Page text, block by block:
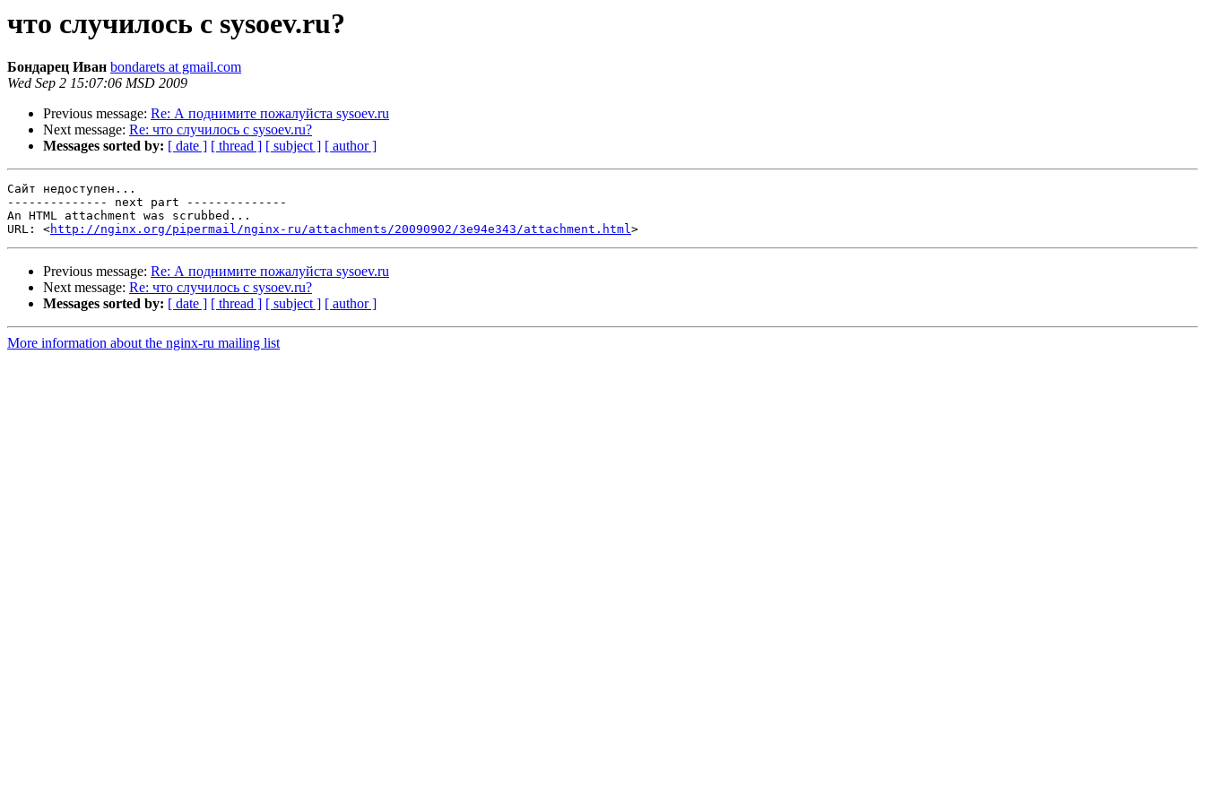
что случилось с sysoev.ru?
Бондарец Иван bondarets at gmail.com
Wed Sep 2 15:07:06 MSD 2009
Previous message: Re: А поднимите пожалуйста sysoev.ru
Next message: Re: что случилось с sysoev.ru?
Messages sorted by: [ date ] [ thread ] [ subject ] [ author ]
Сайт недоступен...
-------------- next part --------------
An HTML attachment was scrubbed...
URL: <http://nginx.org/pipermail/nginx-ru/attachments/20090902/3e94e343/attachment.html
Previous message: Re: А поднимите пожалуйста sysoev.ru
Next message: Re: что случилось с sysoev.ru?
Messages sorted by: [ date ] [ thread ] [ subject ] [ author ]
More information about the nginx-ru mailing list